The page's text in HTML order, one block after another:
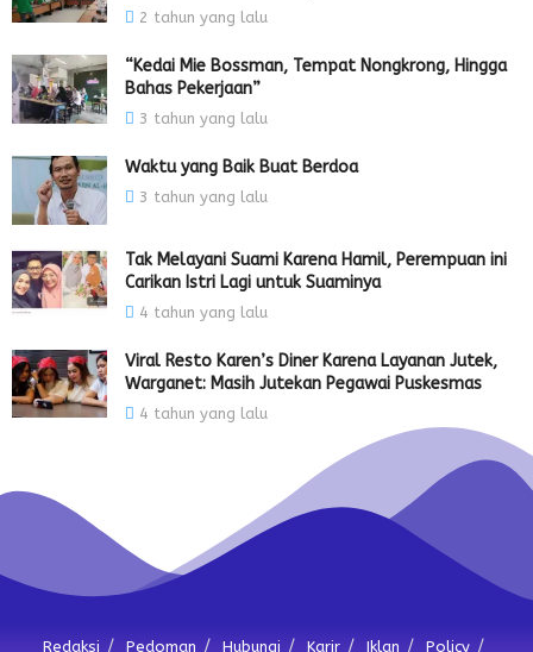
2 tahun yang lalu
“Kedai Mie Bossman, Tempat Nongkrong, Hingga
Bahas Pekerjaan”
3 tahun yang lalu
Waktu yang Baik Buat Berdoa
3 tahun yang lalu
Tak Melayani Suami Karena Hamil, Perempuan ini
Carikan Istri Lagi untuk Suaminya
4 tahun yang lalu
Viral Resto Karen’s Diner Karena Layanan Jutek,
Warganet: Masih Jutekan Pegawai Puskesmas
4 tahun yang lalu
Redaksi Pedoman Hubungi Karir Iklan Policy